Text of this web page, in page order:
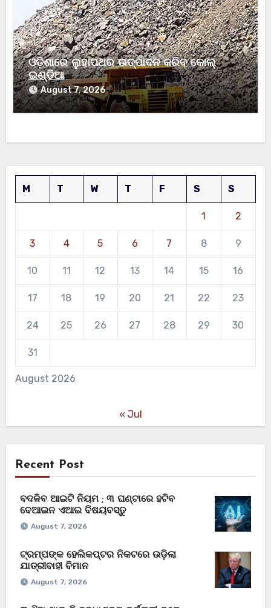
ଓଡ଼ିଶାରେ ଲୁହାପଥର ଉତ୍ପାଦନ କରିବ କୋଲ୍‌
ଇଣ୍ଡିଆ
August 7, 2026
August 2026
M T W T F S S
1 2
3 4 5 6 7 8 9
10 11 12 13 14 15 16
17 18 19 20 21 22 23
24 25 26 27 28 29 30
31
« Jul
Recent Post
ବଦଳିବ ଆଇଟି ନିୟମ ; ୩ ଘଣ୍ଟାରେ ହଟିବ
ବେଆଇନ ଏଆଇ ବିଷୟବସ୍ତୁ
August 7, 2026
ଟ୍ରମ୍ପଙ୍କ ହେଲିକପ୍ଟର ନିକଟରେ ଉଡ଼ିଲା
ଯାତ୍ରୀବାହୀ ବିମାନ
August 7, 2026